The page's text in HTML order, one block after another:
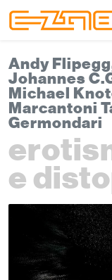
Andy
Johannes
Michael
Marcantoni
Germondari
e